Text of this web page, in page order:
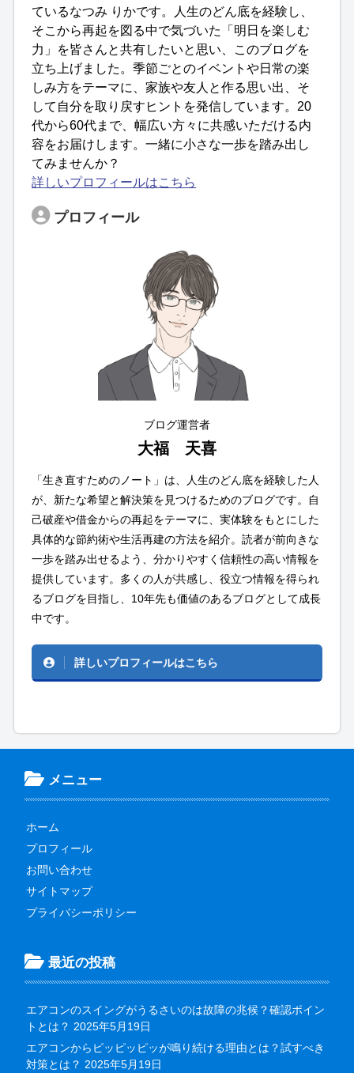
ているなつみ りかです。人生のどん底を経験し、
そこから再起を図る中で気づいた「明日を楽しむ
力」を皆さんと共有したいと思い、このブログを
立ち上げました。季節ごとのイベントや日常の楽
しみ方をテーマに、家族や友人と作る思い出、そ
して自分を取り戻すヒントを発信しています。20
代から60代まで、幅広い方々に共感いただける内
容をお届けします。一緒に小さな一歩を踏み出し
てみませんか？
詳しいプロフィールはこちら
プロフィール
ブログ運営者
大福 天喜
「生き直すためのノート」は、人生のどん底を経験した人
が、新たな希望と解決策を見つけるためのブログです。自
己破産や借金からの再起をテーマに、実体験をもとにした
具体的な節約術や生活再建の方法を紹介。読者が前向きな
一歩を踏み出せるよう、分かりやすく信頼性の高い情報を
提供しています。多くの人が共感し、役立つ情報を得られ
るブログを目指し、10年先も価値のあるブログとして成長
中です。
詳しいプロフィールはこちら
メニュー
ホーム
プロフィール
お問い合わせ
サイトマップ
プライバシーポリシー
最近の投稿
エアコンのスイングがうるさいのは故障の兆候？確認ポイン
トとは？ 2025年5月19日
エアコンからピッピッピッが鳴り続ける理由とは？試すべき
対策とは？ 2025年5月19日